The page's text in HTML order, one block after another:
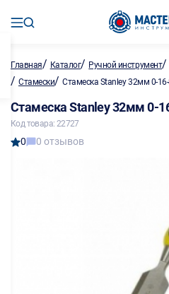
Главная/ Каталог/ Ручной инструмент
/ Стамески/Стамеска Stanley 32мм 0-
Стамеска Stanley 32мм 0-
Код товара: 22727
0 0 отзывов